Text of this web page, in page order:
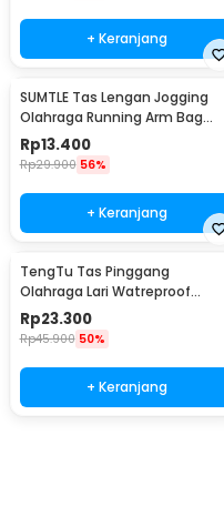
+ Keranjang
SUMTLE Tas Lengan Jogging
Olahraga Running Arm Bag
Waterproof - SL8
Rp13.400
Rp29.900 56%
+ Keranjang
TengTu Tas Pinggang
Olahraga Lari Watreproof
Sports Running Waist Bag -
TK3
Rp23.300
Rp45.900 50%
+ Keranjang